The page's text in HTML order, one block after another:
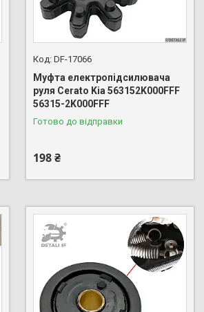
DF-17066
Муфта електропідсилювача
руля Cerato Kia 563152K000FFF
56315-2K000FFF
Готово до відправки
198 ₴